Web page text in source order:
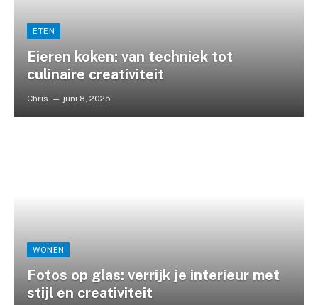
ETEN
Eieren koken: van techniek tot
culinaire creativiteit
Chris juni 8, 2025
WONEN
Fotos op glas: verrijk je interieur met
stijl en creativiteit